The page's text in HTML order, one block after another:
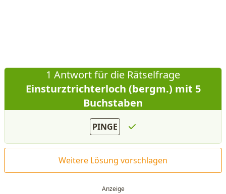
1 Antwort für die Rätselfrage
Einsturztrichterloch (bergm.) mit 5
Buchstaben
PINGE
Weitere Lösung vorschlagen